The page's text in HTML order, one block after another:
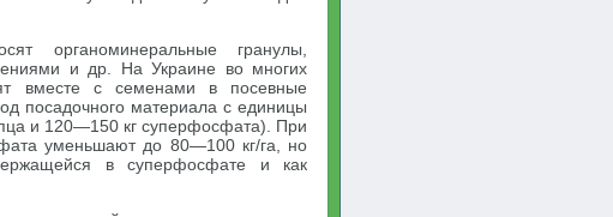
органоминеральные гранулы,
и др. На Украине во многих
вместе с семенами в посевные
посадочного материала с единицы
и 120—150 кг суперфосфата). При
уменьшают до 80—100 кг/га, но
в суперфосфате и как